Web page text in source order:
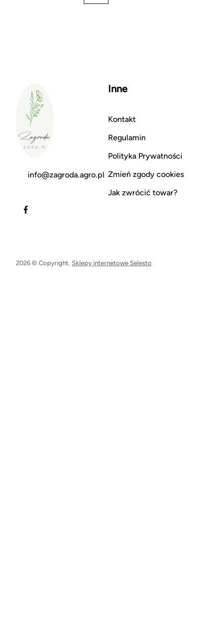
info@zagroda.agro.pl
Inne
Kontakt
Regulamin
Polityka Prywatności
Zmień zgody cookies
Jak zwrócić towar?
2026 © Copyright. Sklepy internetowe Selesto